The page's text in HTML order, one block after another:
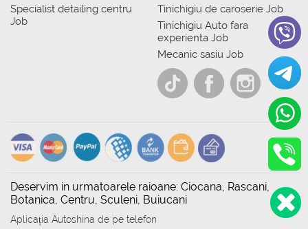
Specialist detailing centru
Job
Tinichigiu de caroserie Job
Tinichigiu Auto fara
experienta Job
Mecanic sasiu Job
Deservim in urmatoarele raioane: Ciocana, Rascani,
Botanica, Centru, Sculeni, Buiucani
Aplicația Autoshina de pe telefon